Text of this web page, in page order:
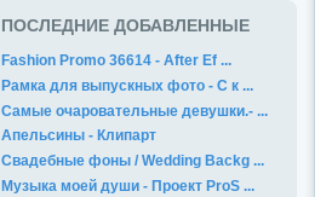
ПОСЛЕДНИЕ ДОБАВЛЕННЫЕ
Fashion Promo 36614 - After Ef ...
Рамка для выпускных фото - С к ...
Самые очаровательные девушки.- ...
Апельсины - Клипарт
Свадебные фоны / Wedding Backg ...
Музыка моей души - Проект ProS ...